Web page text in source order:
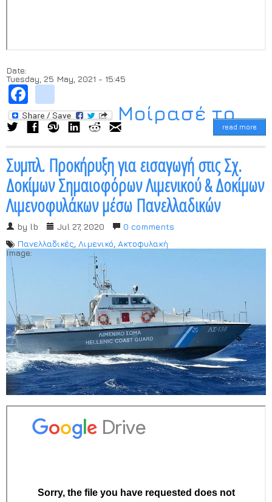
Date:
Tuesday, 25 May, 2021 - 15:45
Μοίρασέ το...
read more
Συμπλ. Προκήρυξη για εισαγωγή στις Σχ.
Δοκίμων Σημαιοφόρων Λιμενικού & Δοκίμων
Λιμενοφυλάκων μέσω Πανελλαδικών
by lb Jul 27, 2020
0 comments
Πανελλαδικές Λιμενικό Ακτοφυλακή
Image: